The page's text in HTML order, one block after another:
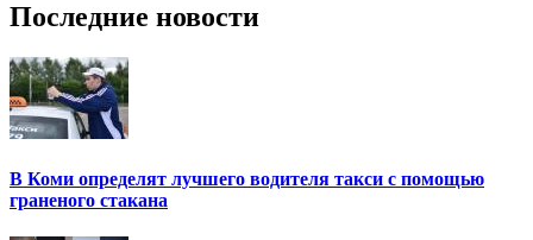
Последние новости
В Коми определят лучшего водителя такси с помощью
граненого стакана